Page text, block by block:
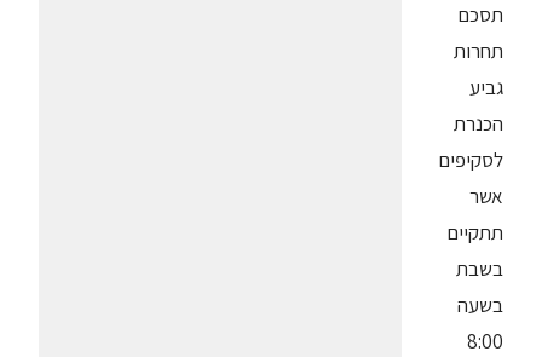
תסכם
תחרות
גביע
הכנרת
לסקיפים
אשר
תתקיים
בשבת
בשעה
8:00